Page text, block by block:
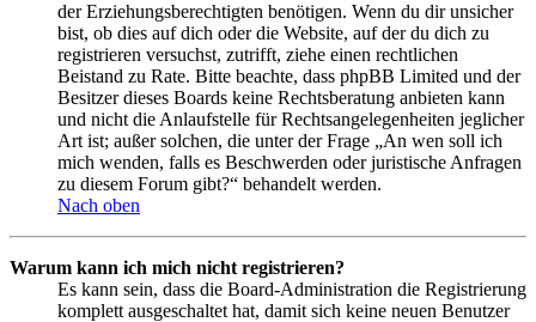
der Erziehungsberechtigten benötigen. Wenn du dir unsicher
bist, ob dies auf dich oder die Website, auf der du dich zu
registrieren versuchst, zutrifft, ziehe einen rechtlichen
Beistand zu Rate. Bitte beachte, dass phpBB Limited und der
Besitzer dieses Boards keine Rechtsberatung anbieten kann
und nicht die Anlaufstelle für Rechtsangelegenheiten jeglicher
Art ist; außer solchen, die unter der Frage „An wen soll ich
mich wenden, falls es Beschwerden oder juristische Anfragen
zu diesem Forum gibt?“ behandelt werden.
Nach oben
Warum kann ich mich nicht registrieren?
Es kann sein, dass die Board-Administration die Registrierung
komplett ausgeschaltet hat, damit sich keine neuen Benutzer